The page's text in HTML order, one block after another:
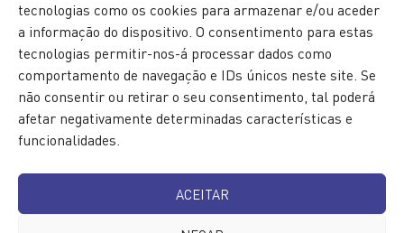
tecnologias como os cookies para armazenar e/ou aceder
a informação do dispositivo. O consentimento para estas
tecnologias permitir-nos-á processar dados como
comportamento de navegação e IDs únicos neste site. Se
não consentir ou retirar o seu consentimento, tal poderá
afetar negativamente determinadas características e
funcionalidades.
ACEITAR